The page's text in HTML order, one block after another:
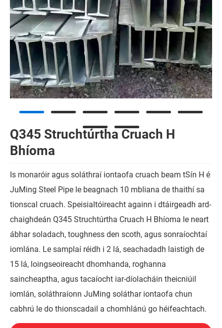
Q345 Struchtúrtha Cruach H
Bhíoma
Is monaróir agus soláthraí iontaofa cruach beam tSín H é
JuMing Steel Pipe le beagnach 10 mbliana de thaithí sa
tionscal cruach. Speisialtóireacht againn i dtáirgeadh ard-
chaighdeán Q345 Struchtúrtha Cruach H Bhíoma le neart
ábhar soladach, toughness den scoth, agus sonraíochtaí
iomlána. Le samplaí réidh i 2 lá, seachadadh laistigh de
15 lá, loingseoireacht dhomhanda, roghanna
saincheaptha, agus tacaíocht iar-díolacháin theicniúil
iomlán, soláthraíonn JuMing soláthar iontaofa chun
cabhrú le do thionscadail a chomhlánú go héifeachtach.